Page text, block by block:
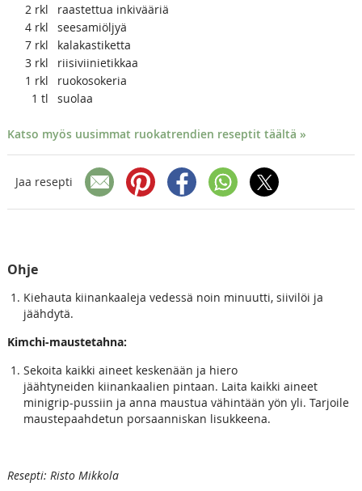
2 rkl
raastettua inkivääriä
4 rkl
seesamiöljyä
7 rkl
kalakastiketta
3 rkl
riisiviinietikkaa
1 rkl
ruokosokeria
1 tl suolaa
Katso myös uusimmat ruokatrendien reseptit täältä »
Jaa resepti
Ohje
Kiehauta kiinankaaleja vedessä noin minuutti, siivilöi ja
jäähdytä.
Kimchi-maustetahna:
Sekoita kaikki aineet keskenään ja hiero
jäähtyneiden kiinankaalien pintaan. Laita kaikki aineet
minigrip-pussiin ja anna maustua vähintään yön yli. Tarjoile
maustepaahdetun porsaanniskan lisukkeena.
Resepti: Risto Mikkola